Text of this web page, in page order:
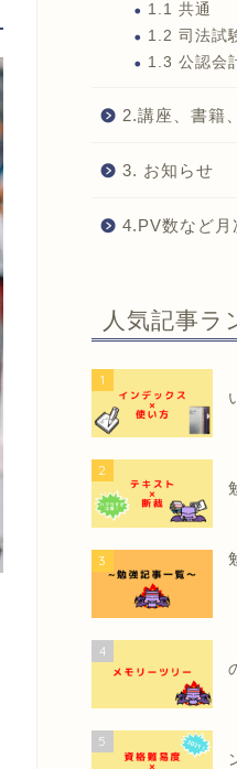
1.1 共通
1.2 司法試
1.3 公認会
2.講座、書籍
3. お知らせ
4.PV数など月
人気記事ラ
1
2
3
4
5